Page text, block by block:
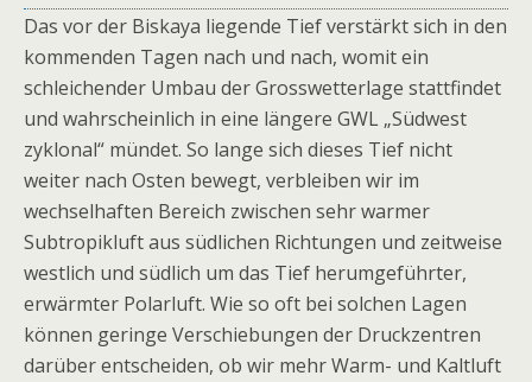
Das vor der Biskaya liegende Tief verstärkt sich in den
kommenden Tagen nach und nach, womit ein
schleichender Umbau der Grosswetterlage stattfindet
und wahrscheinlich in eine längere GWL „Südwest
zyklonal“ mündet. So lange sich dieses Tief nicht
weiter nach Osten bewegt, verbleiben wir im
wechselhaften Bereich zwischen sehr warmer
Subtropikluft aus südlichen Richtungen und zeitweise
westlich und südlich um das Tief herumgeführter,
erwärmter Polarluft. Wie so oft bei solchen Lagen
können geringe Verschiebungen der Druckzentren
darüber entscheiden, ob wir mehr Warm- und Kaltluft